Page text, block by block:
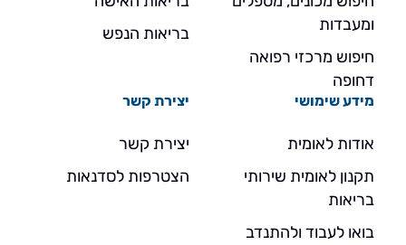
ומעבדות
חיפוש מרכזי רפואה
דחופה
בריאות הנפש
מידע שימושי
אודות לאומית
תקנון לאומית שירותי
בריאות
בואו לעבוד ולהתנדב
יצירת קשר
יצירת קשר
הצטרפות לסדנאות